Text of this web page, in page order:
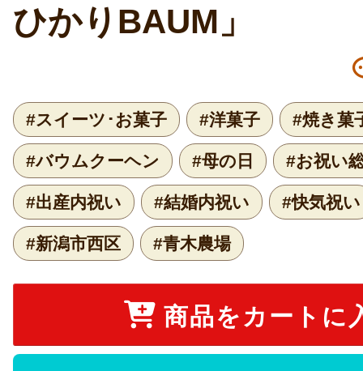
ひかりBAUM」
#スイーツ･お菓子 #洋菓子 #焼き菓
#バウムクーヘン #母の日 #お祝い
#出産内祝い #結婚内祝い #快気祝い
#新潟市西区 #青木農場
商品をカートに